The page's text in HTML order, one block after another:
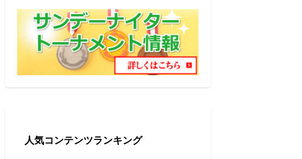
人気コンテンツランキング